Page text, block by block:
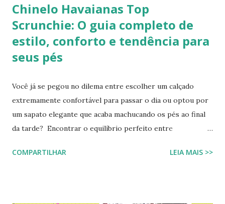
Chinelo Havaianas Top
Scrunchie: O guia completo de
estilo, conforto e tendência para
seus pés
Você já se pegou no dilema entre escolher um calçado
extremamente confortável para passar o dia ou optou por
um sapato elegante que acaba machucando os pés ao final
da tarde? Encontrar o equilíbrio perfeito entre
costumava ser um desafio na moda feminina e urbana.
COMPARTILHAR LEIA MAIS >>